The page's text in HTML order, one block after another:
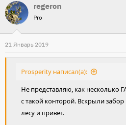
regeron
Pro
21 Январь 2019
Prosperity написал(а):
Не представляю, как несколько
с такой конторой. Вскрыли
лесу и привет.